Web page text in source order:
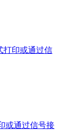
打印或通过信
或通过信号接